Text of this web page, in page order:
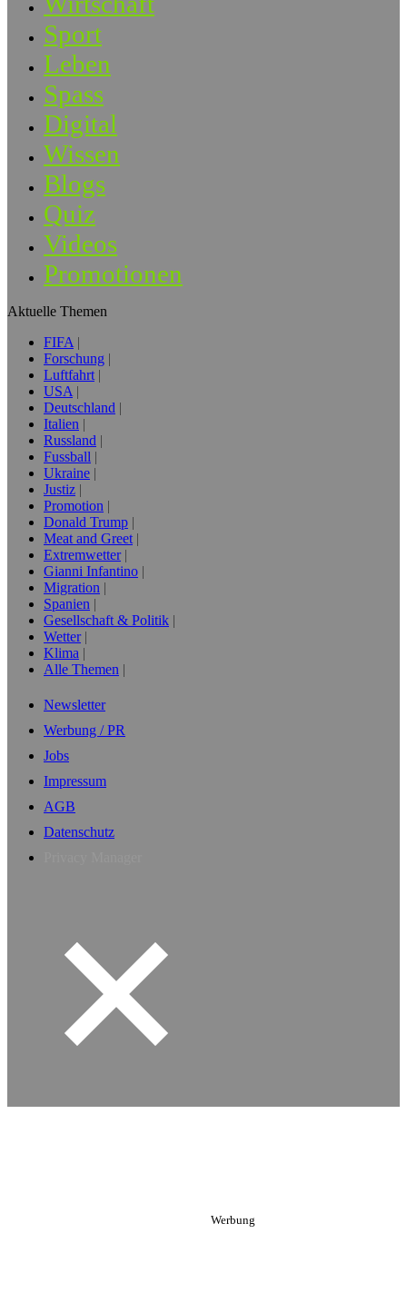
Sport
Leben
Spass
Digital
Wissen
Blogs
Quiz
Videos
Promotionen
Aktuelle Themen
FIFA
Forschung
Luftfahrt
USA
Deutschland
Italien
Russland
Fussball
Ukraine
Justiz
Promotion
Donald Trump
Meat and Greet
Extremwetter
Gianni Infantino
Migration
Spanien
Gesellschaft & Politik
Wetter
Klima
Alle Themen
Newsletter
Werbung / PR
Jobs
Impressum
AGB
Datenschutz